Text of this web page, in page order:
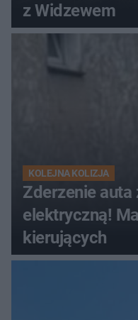
z Widzewem
KOLEJNA KOLIZJA
Zderzenie auta
elektryczną!
kierujących